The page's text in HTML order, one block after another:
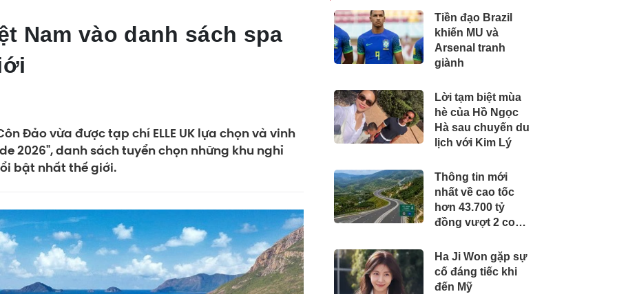
Nam vào danh sách spa
Đảo vừa được tạp chí ELLE UK lựa chọn và vinh
2026", danh sách tuyển chọn những khu nghỉ
bật nhất thế giới.
Tiền đạo Brazil
khiến MU và
Arsenal tranh
giành
Lời tạm biệt mùa
hè của Hồ Ngọc
Hà sau chuyến du
lịch với Kim Lý
Thông tin mới
nhất về cao tốc
hơn 43.700 tỷ
đồng vượt 2 con
ngắn thời gian di
chuyển từ Quy
Nhơn - Pleiku còn
Ha Ji Won gặp sự
cố đáng tiếc khi
đến Mỹ